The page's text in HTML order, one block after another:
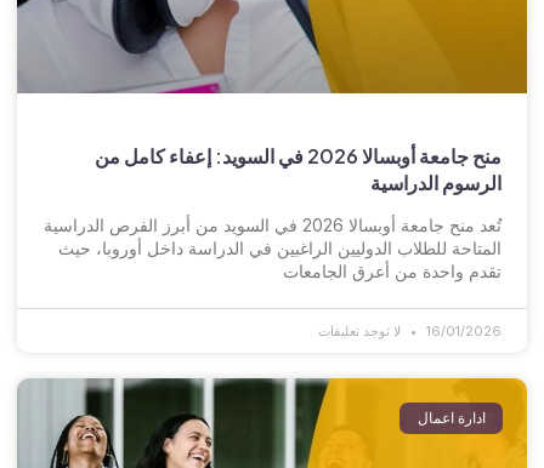
منح جامعة أوبسالا 2026 في السويد: إعفاء كامل من
الرسوم الدراسية
تُعد منح جامعة أوبسالا 2026 في السويد من أبرز الفرص الدراسية
المتاحة للطلاب الدوليين الراغبين في الدراسة داخل أوروبا، حيث
تقدم واحدة من أعرق الجامعات
16/01/2026 لا توجد تعليقات
ادارة اعمال